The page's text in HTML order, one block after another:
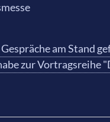
am Stand
zur Vortragsreihe